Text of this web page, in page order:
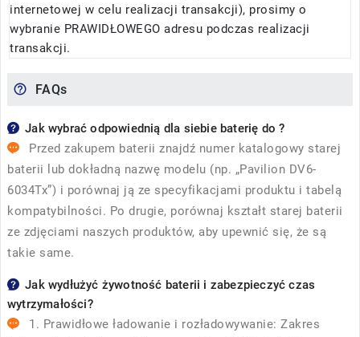
internetowej w celu realizacji transakcji), prosimy o
wybranie PRAWIDŁOWEGO adresu podczas realizacji
transakcji.
FAQs
Jak wybrać odpowiednią dla siebie baterię do ?
Przed zakupem baterii znajdź numer katalogowy starej
baterii lub dokładną nazwę modelu (np. „Pavilion DV6-
6034Tx”) i porównaj ją ze specyfikacjami produktu i tabelą
kompatybilności. Po drugie, porównaj kształt starej baterii
ze zdjęciami naszych produktów, aby upewnić się, że są
takie same.
Jak wydłużyć żywotność baterii i zabezpieczyć czas
wytrzymałości?
1. Prawidłowe ładowanie i rozładowywanie: Zakres